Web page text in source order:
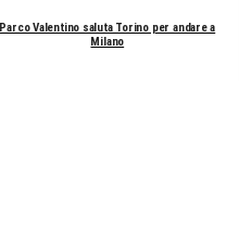
Parco Valentino saluta Torino per andare a
Milano